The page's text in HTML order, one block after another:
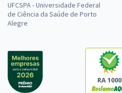
UFCSPA - Universidade Federal
de Ciência da Saúde de Porto
Alegre
RA 1000